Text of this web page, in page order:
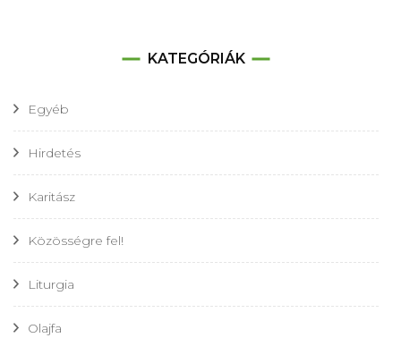
KATEGÓRIÁK
Egyéb
Hirdetés
Karitász
Közösségre fel!
Liturgia
Olajfa